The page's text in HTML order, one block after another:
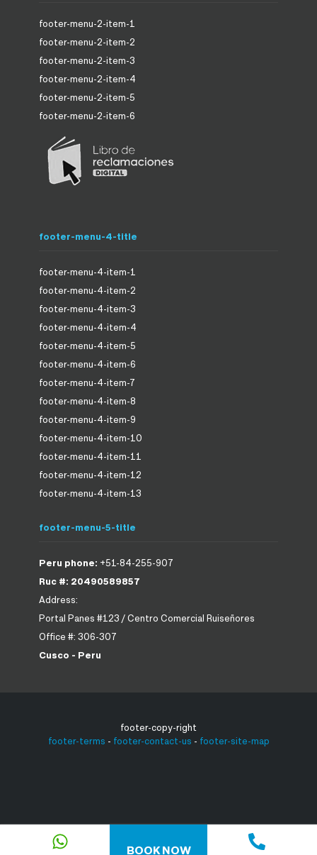
BOOK NOW
footer-menu-2-item-1
footer-menu-2-item-2
footer-menu-2-item-3
footer-menu-2-item-4
footer-menu-2-item-5
footer-menu-2-item-6
footer-menu-4-title
footer-menu-4-item-1
footer-menu-4-item-2
footer-menu-4-item-3
footer-menu-4-item-4
footer-menu-4-item-5
footer-menu-4-item-6
footer-menu-4-item-7
footer-menu-4-item-8
footer-menu-4-item-9
footer-menu-4-item-10
footer-menu-4-item-11
footer-menu-4-item-12
footer-menu-4-item-13
footer-menu-5-title
Peru phone: +51-84-255-907
Ruc #: 20490589857
Address:
Portal Panes #123 / Centro Comercial Ruiseñores
Office #: 306-307
Cusco - Peru
footer-copy-right
footer-terms - footer-contact-us - footer-site-map